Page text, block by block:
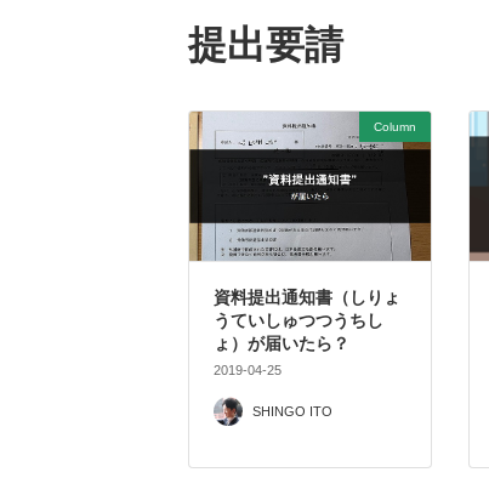
提出要請
Column
資料提出通知書（しりょ
うていしゅつつうちし
ょ）が届いたら？
2019-04-25
SHINGO ITO